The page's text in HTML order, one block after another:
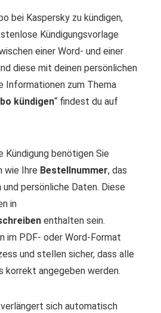
bei Kaspersky zu kündigen,
Kündigungsvorlage
einer Word- und einer
diese mit deinen persönlichen
Informationen zum Thema
kündigen“ findest du auf
Kündigung benötigen Sie
wie Ihre Bestellnummer, das
und persönliche Daten. Diese
in
enthalten sein.
im PDF- oder Word-Format
und stellen sicher, dass alle
korrekt angegeben werden.
sich automatisch